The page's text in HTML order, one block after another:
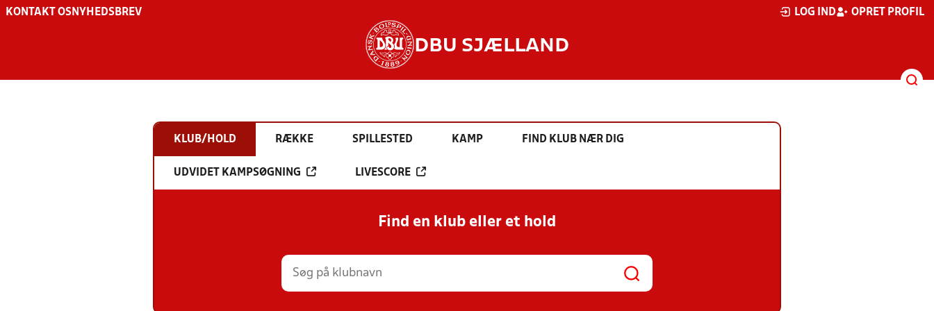
KONTAKT OS NYHEDSBREV LOG IND OPRET PROFIL
DBU SJÆLLAND
KLUB/HOLD RÆKKE SPILLESTED KAMP FIND KLUB NÆR DIG
UDVIDET KAMPSØGNING LIVESCORE
Find en klub eller et hold